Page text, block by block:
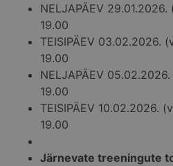
NELJAPÄEV
19.00
TEISIPÄEV 03.02.2026.
19.00
NELJAPÄEV
19.00
TEISIPÄEV 10.02.2026.
19.00
Järnevate treeningute